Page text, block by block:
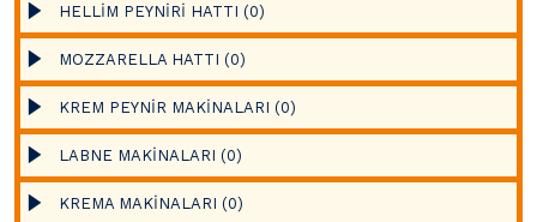
HELLİM PEYNİRİ HATTI (0)
MOZZARELLA HATTI (0)
KREM PEYNİR MAKİNALARI (0)
LABNE MAKİNALARI (0)
KREMA MAKİNALARI (0)